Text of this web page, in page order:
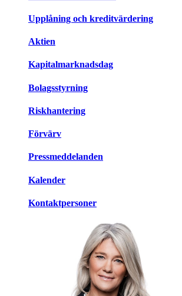
Upplåning och kreditvärdering
Aktien
Kapitalmarknadsdag
Bolagsstyrning
Riskhantering
Förvärv
Pressmeddelanden
Kalender
Kontaktpersoner